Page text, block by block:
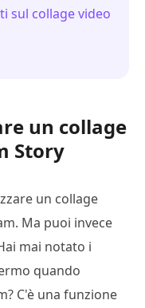
sul collage video
un collage
Story
un collage
Ma puoi invece
mai notato i
quando
C'è una funzione